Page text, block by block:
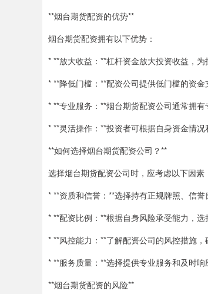
**烟台期货配资的优势**
烟台期货配资拥有以下优势：
* **放大收益：**杠杆资金放大投资收益，为
* **降低门槛：**配资公司提供低门槛的资
* **专业服务：**烟台期货配资公司通常拥
* **灵活操作：**投资者可根据自身资金情
**如何选择烟台期货配资公司？**
选择烟台期货配资公司时，应考虑以下因素
* **资质和信誉：**选择持有正规牌照、信誉
* **配资比例：**根据自身风险承受能力，选
* **风控能力：**了解配资公司的风控措施，
* **服务质量：**选择提供专业服务和及时响
**烟台期货配资的风险**